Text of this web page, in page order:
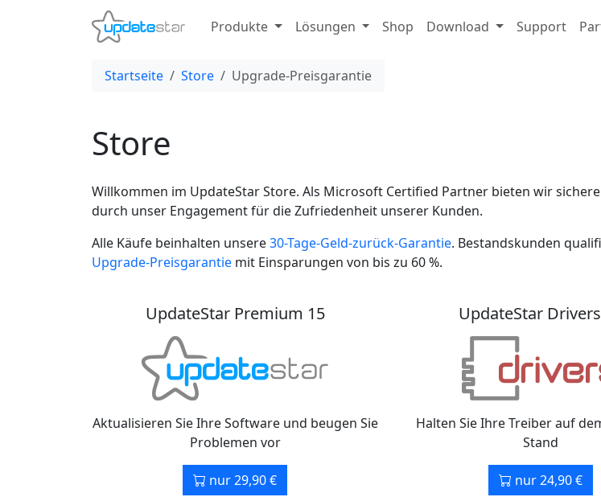
Produkte Lösungen Shop Download Support
Startseite Store Upgrade-Preisgarantie
Store
Willkommen im UpdateStar Store. Als Microsoft Certified Partner bieten wir
durch unser Engagement für die Zufriedenheit unserer Kunden.
Alle Käufe beinhalten unsere30-Tage-Geld-zurück-Garantie. Bestandskunden
Upgrade-Preisgarantie mit Einsparungen von bis zu 60 %.
UpdateStar Premium 15
Aktualisieren Sie Ihre Software und beugen Sie
Problemen vor
nur 29,90 €
UpdateStar
Halten Sie Ihre Treiber auf
Stand
nur 24,90 €